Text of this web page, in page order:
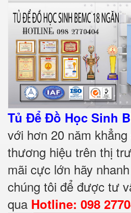
Tủ Để Đồ Học Sinh
với hơn 20 năm
thương hiệu trên thị
mãi cực lớn hãy
chúng tôi để được tư
qua Hotline: 098